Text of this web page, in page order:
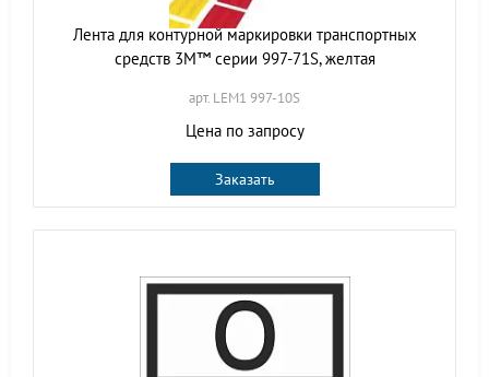
Лента для контурной маркировки транспортных
средств 3M™ серии 997-71S, желтая
арт. LEM1 997-10S
Цена по запросу
Заказать